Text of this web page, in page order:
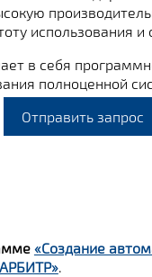
использования и
в себя
полноценной
Отправить запрос
«Создание
.